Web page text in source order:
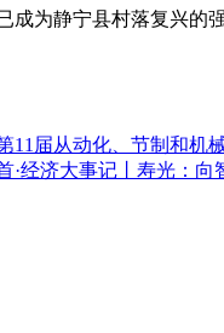
成为静宁县村落复兴的
11届从动化、节制和机
·经济大事记丨寿光：向